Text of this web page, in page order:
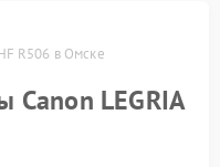
R506 в Омске
Canon LEGRIA